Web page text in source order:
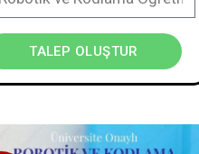
TALEP OLUŞTUR